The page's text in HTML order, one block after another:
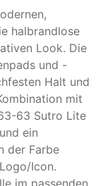
halbrandlose
Look. Die
und -
Halt und
mit
63 Sutro Lite
ein
der Farbe
Icon.